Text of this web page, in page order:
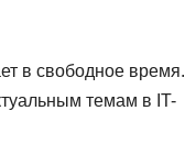
в свободное время.
темам в IT-